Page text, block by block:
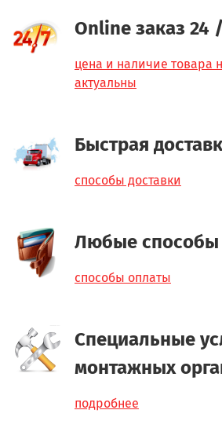
Online заказ 24
цена и наличие товара
актуальны
Быстрая
способы доставки
Любые способы
способы оплаты
Специальные
монтажных
подробнее